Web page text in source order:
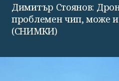
Димитър Стоянов:
проблемен чип, може и
(СНИМКИ)